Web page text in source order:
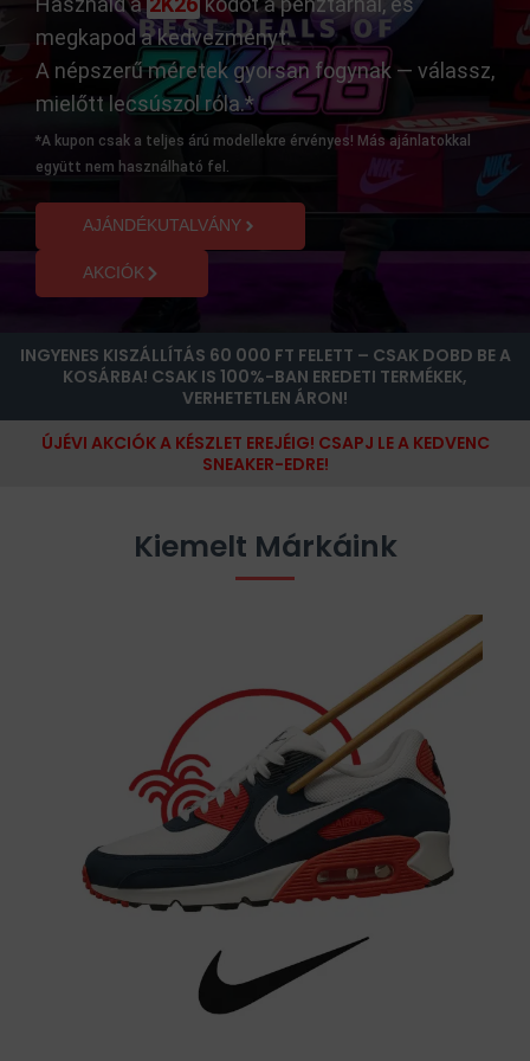
megkapod a kedvezményt.
A népszerű méretek gyorsan fogynak — válassz,
mielőtt lecsúszol róla.*
*A kupon csak a teljes árú modellekre érvényes! Más ajánlatokkal
együtt nem használható fel.
AJÁNDÉKUTALVÁNY
AKCIÓK
INGYENES KISZÁLLÍTÁS 60 000 FT FELETT – CSAK DOBD BE A
KOSÁRBA! CSAK IS 100%-BAN EREDETI TERMÉKEK,
VERHETETLEN ÁRON!
ÚJÉVI AKCIÓK A KÉSZLET EREJÉIG! CSAPJ LE A KEDVENC
SNEAKER-EDRE!
Kiemelt Márkáink